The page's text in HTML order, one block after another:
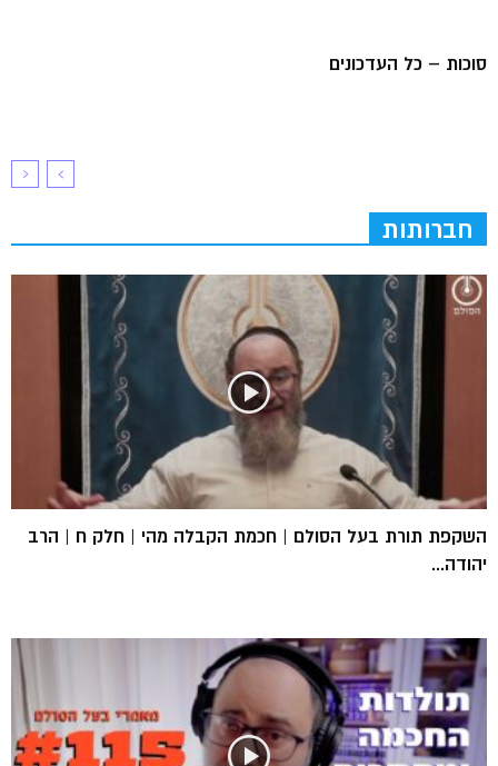
סוכות – כל העדכונים
חברותות
השקפת תורת בעל הסולם | חכמת הקבלה מהי | חלק ח | הרב
יהודה...